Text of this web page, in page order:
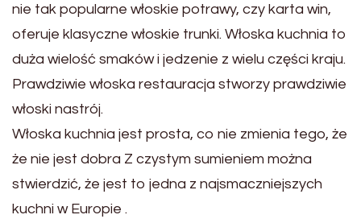
nie tak popularne włoskie potrawy, czy karta win,
oferuje klasyczne włoskie trunki. Włoska kuchnia to
duża wielość smaków i jedzenie z wielu części kraju.
Prawdziwie włoska restauracja stworzy prawdziwie
włoski nastrój.
Włoska kuchnia jest prosta, co nie zmienia tego, że
że nie jest dobra Z czystym sumieniem można
stwierdzić, że jest to jedna z najsmaczniejszych
kuchni w Europie .